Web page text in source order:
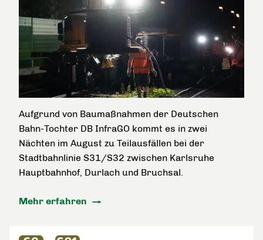
Aufgrund von Baumaßnahmen der Deutschen
Bahn-Tochter DB InfraGO kommt es in zwei
Nächten im August zu Teilausfällen bei der
Stadtbahnlinie S31/S32 zwischen Karlsruhe
Hauptbahnhof, Durlach und Bruchsal.
Mehr erfahren